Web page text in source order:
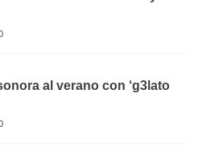
al verano con ‘g3lato